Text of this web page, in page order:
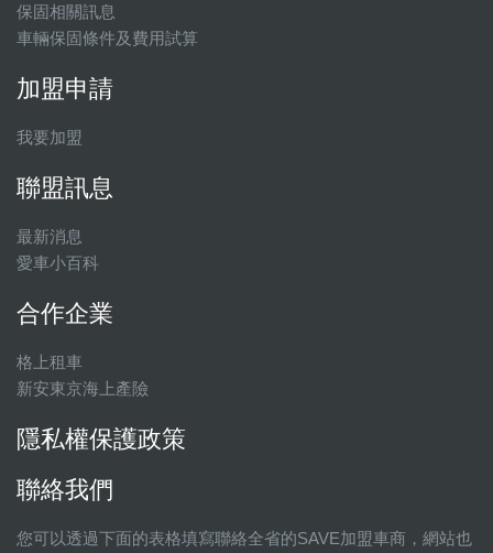
保固相關訊息
車輛保固條件及費用試算
加盟申請
我要加盟
聯盟訊息
最新消息
愛車小百科
合作企業
格上租車
新安東京海上產險
隱私權保護政策
聯絡我們
您可以透過下面的表格填寫聯絡全省的SAVE加盟車商，網站也